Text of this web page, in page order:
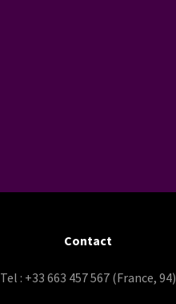
Contact
Tel : +33 663 457 567 (France, 94)